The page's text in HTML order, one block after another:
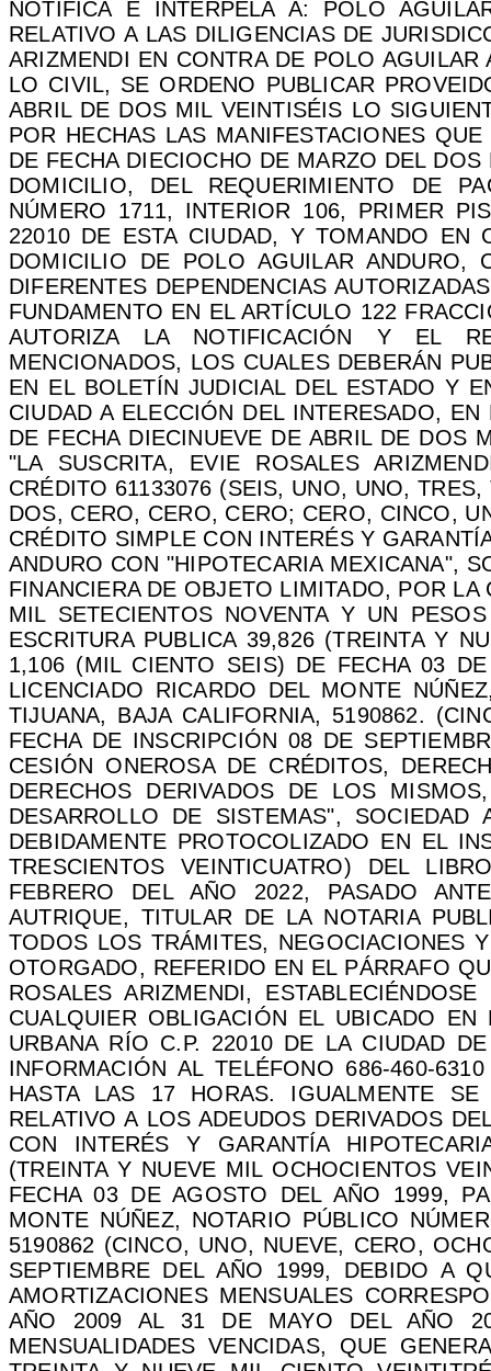
NOTIFICA E INTERPELA A: POLO
RELATIVO A LAS DILIGENCIAS DE
ARIZMENDI EN CONTRA DE POLO
LO CIVIL, SE ORDENO PUBLICAR
ABRIL DE DOS MIL VEINTISÉIS LO
POR HECHAS LAS MANIFESTACIONES
DE FECHA DIECIOCHO DE MARZO DEL
DOMICILIO, DEL REQUERIMIENTO DE
NÚMERO 1711, INTERIOR 106, PRIMER
22010 DE ESTA CIUDAD, Y TOMANDO EN
DOMICILIO DE POLO AGUILAR ANDURO,
DIFERENTES DEPENDENCIAS
FUNDAMENTO EN EL ARTÍCULO 122
AUTORIZA LA NOTIFICACIÓN Y EL
MENCIONADOS, LOS CUALES DEBERÁN
EN EL BOLETÍN JUDICIAL DEL ESTADO Y
CIUDAD A ELECCIÓN DEL INTERESADO,
DE FECHA DIECINUEVE DE ABRIL DE DOS
"LA SUSCRITA, EVIE ROSALES
CRÉDITO 61133076 (SEIS, UNO, UNO,
DOS, CERO, CERO, CERO; CERO, CINCO,
CRÉDITO SIMPLE CON INTERÉS Y
ANDURO CON "HIPOTECARIA MEXICANA",
FINANCIERA DE OBJETO LIMITADO, POR
MIL SETECIENTOS NOVENTA Y UN
ESCRITURA PUBLICA 39,826 (TREINTA Y
1,106 (MIL CIENTO SEIS) DE FECHA 03
LICENCIADO RICARDO DEL MONTE
TIJUANA, BAJA CALIFORNIA, 5190862.
FECHA DE INSCRIPCIÓN 08 DE
CESIÓN ONEROSA DE CRÉDITOS,
DERECHOS DERIVADOS DE LOS
DESARROLLO DE SISTEMAS",
DEBIDAMENTE PROTOCOLIZADO EN EL
TRESCIENTOS VEINTICUATRO) DEL
FEBRERO DEL AÑO 2022, PASADO
AUTRIQUE, TITULAR DE LA NOTARIA
TODOS LOS TRÁMITES, NEGOCIACIONES
OTORGADO, REFERIDO EN EL PÁRRAFO
ROSALES ARIZMENDI,
CUALQUIER OBLIGACIÓN EL UBICADO
URBANA RÍO C.P. 22010 DE LA CIUDAD
INFORMACIÓN AL TELÉFONO 686-460-
HASTA LAS 17 HORAS. IGUALMENTE
RELATIVO A LOS ADEUDOS DERIVADOS
CON INTERÉS Y GARANTÍA
(TREINTA Y NUEVE MIL OCHOCIENTOS
FECHA 03 DE AGOSTO DEL AÑO 1999,
MONTE NÚÑEZ, NOTARIO PÚBLICO
5190862 (CINCO, UNO, NUEVE, CERO,
SEPTIEMBRE DEL AÑO 1999, DEBIDO A
AMORTIZACIONES MENSUALES
AÑO 2009 AL 31 DE MAYO DEL AÑO
MENSUALIDADES VENCIDAS, QUE